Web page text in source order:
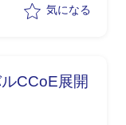
気になる
CCoE展開